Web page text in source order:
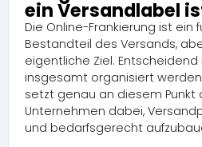
ein Versandlabel
Die Online-Frankierung ist ein
Bestandteil des Versands,
eigentliche Ziel.
insgesamt organisiert
setzt genau an diesem Punkt
Unternehmen dabei,
und bedarfsgerecht